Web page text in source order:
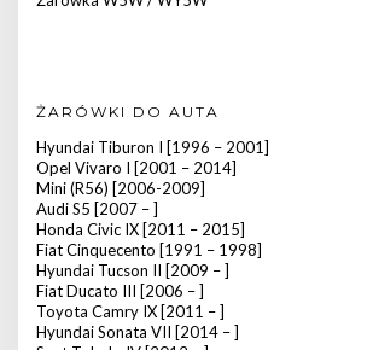
ŻARÓWKI DO AUTA
Hyundai Tiburon I [1996 – 2001]
Opel Vivaro I [2001 – 2014]
Mini (R56) [2006-2009]
Audi S5 [2007 – ]
Honda Civic IX [2011 – 2015]
Fiat Cinquecento [1991 – 1998]
Hyundai Tucson II [2009 – ]
Fiat Ducato III [2006 – ]
Toyota Camry IX [2011 – ]
Hyundai Sonata VII [2014 – ]